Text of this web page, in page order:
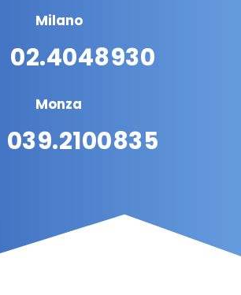
Milano
02.4048930
Monza
039.2100835